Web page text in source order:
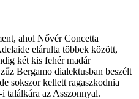
ahol Nővér Concetta
elárulta többek között,
két kis fehér madár
Bergamo dialektusban beszélt
sokszor kellett ragaszkodnia
találkára az Asszonnyal.